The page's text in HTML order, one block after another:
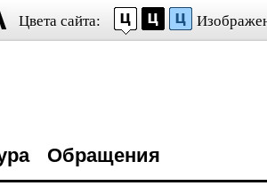
Цвета сайта:
Обращения